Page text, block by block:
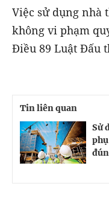
Việc sử dụng nhà
không vi phạm
Điều 89 Luật Đấu
Tin liên quan
Sử